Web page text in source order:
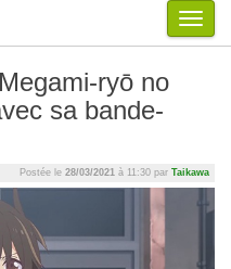
Menu
ryō no
sa bande-
Postée le 28/03/2021 à 11:30 par Taikawa